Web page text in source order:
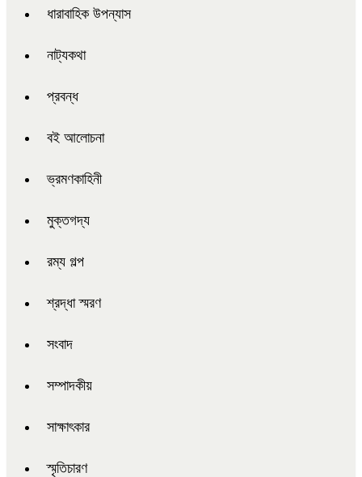
ধারাবাহিক উপন্যাস
নাট্যকথা
প্রবন্ধ
বই আলোচনা
ভ্রমণকাহিনী
মুক্তগদ্য
রম্য গল্প
শ্রদ্ধা স্মরণ
সংবাদ
সম্পাদকীয়
সাক্ষাৎকার
স্মৃতিচারণ